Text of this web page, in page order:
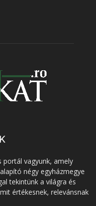
portál vagyunk, amely
négy egyházmegye
tekintünk a világra és
értékesnek, relevánsnak